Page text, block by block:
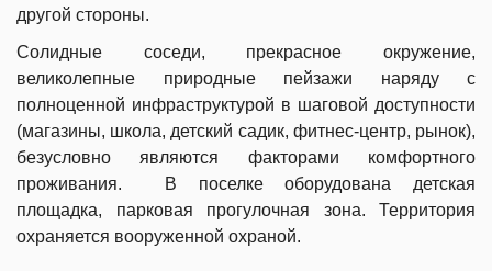
другой стороны.
Солидные соседи, прекрасное окружение,
великолепные природные пейзажи наряду с
полноценной инфраструктурой в шаговой доступности
(магазины, школа, детский садик, фитнес-центр, рынок),
безусловно являются факторами комфортного
проживания. В поселке оборудована детская
площадка, парковая прогулочная зона. Территория
охраняется вооруженной охраной.